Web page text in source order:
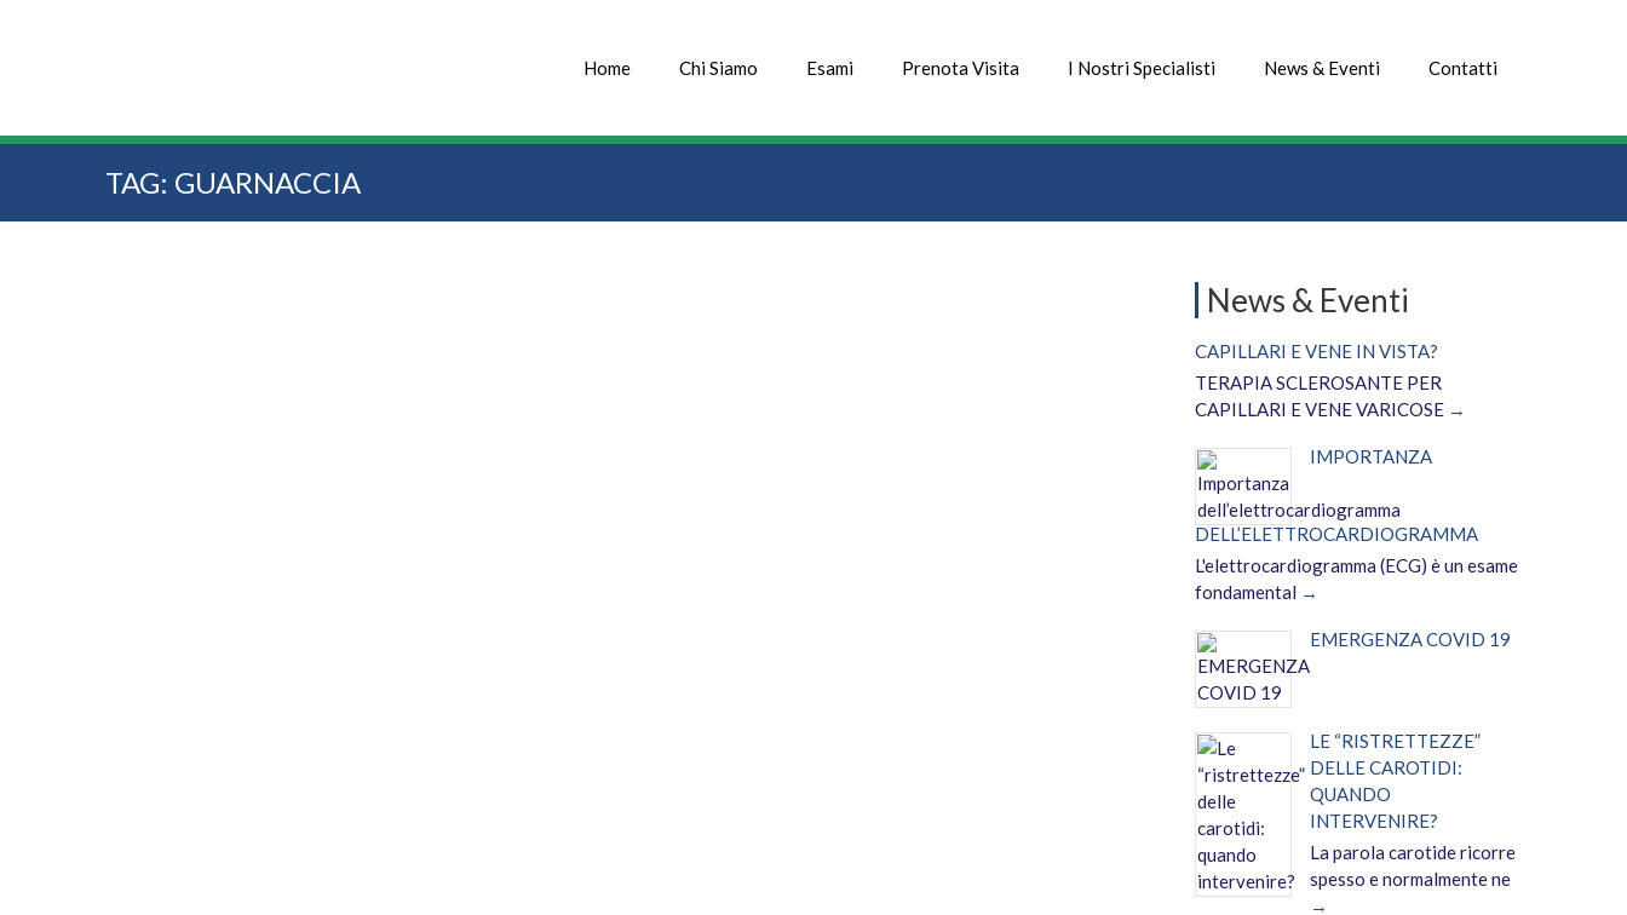
Home Chi Siamo Esami Prenota Visita I Nostri Specialisti News & Eventi Contatti
TAG: GUARNACCIA
News & Eventi
CAPILLARI E VENE IN VISTA?
TERAPIA SCLEROSANTE PER
CAPILLARI E VENE VARICOSE
IMPORTANZA
DELL’ELETTROCARDIOGRAMMA
L'elettrocardiogramma (ECG) è un esame
fondamental
EMERGENZA COVID 19
LE “RISTRETTEZZE”
DELLE CAROTIDI:
QUANDO
INTERVENIRE?
La parola carotide ricorre
spesso e normalmente ne